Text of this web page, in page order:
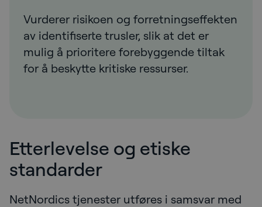
Vurderer risikoen og forretningseffekten
av identifiserte trusler, slik at det er
mulig å prioritere forebyggende tiltak
for å beskytte kritiske ressurser.
Etterlevelse og etiske
standarder
NetNordics tjenester utføres i samsvar med